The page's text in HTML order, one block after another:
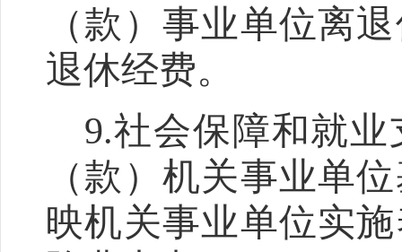
（款）事业单位离
退休经费。
9.社会保障和就
（款）机关事业单
映机关事业单位实